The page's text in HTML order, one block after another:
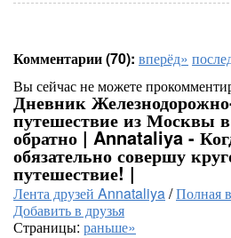
Комментарии (70): вперёд»
Вы сейчас не можете
Дневник
путешествие из Москвы
обратно | Annataliya -
обязательно совершу
путешествие! |
Лента друзей Annataliya/Полная
Добавить в друзья
Страницы: раньше»